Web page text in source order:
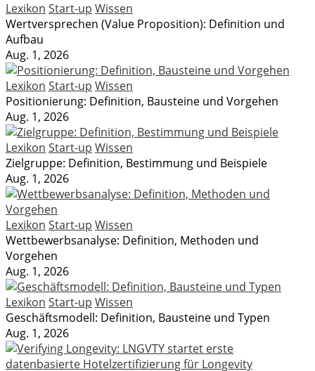
Lexikon Start-up Wissen
Wertversprechen (Value Proposition): Definition und
Aufbau
Aug. 1, 2026
Lexikon Start-up Wissen
Positionierung: Definition, Bausteine und Vorgehen
Aug. 1, 2026
Lexikon Start-up Wissen
Zielgruppe: Definition, Bestimmung und Beispiele
Aug. 1, 2026
Lexikon Start-up Wissen
Wettbewerbsanalyse: Definition, Methoden und
Vorgehen
Aug. 1, 2026
Lexikon Start-up Wissen
Geschäftsmodell: Definition, Bausteine und Typen
Aug. 1, 2026